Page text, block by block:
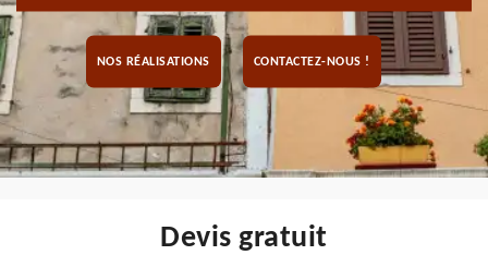
NOS RÉALISATIONS CONTACTEZ-NOUS !
Devis gratuit